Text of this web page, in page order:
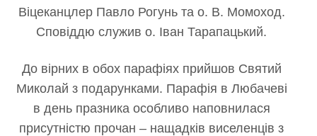
Віцеканцлер Павло Рогунь та о. В. Момоход.
Сповіддю служив о. Іван Тарапацький.
До вірних в обох парафіях прийшов Святий
Миколай з подарунками. Парафія в Любачеві
в день празника особливо наповнилася
присутністю прочан – нащадків виселенців з